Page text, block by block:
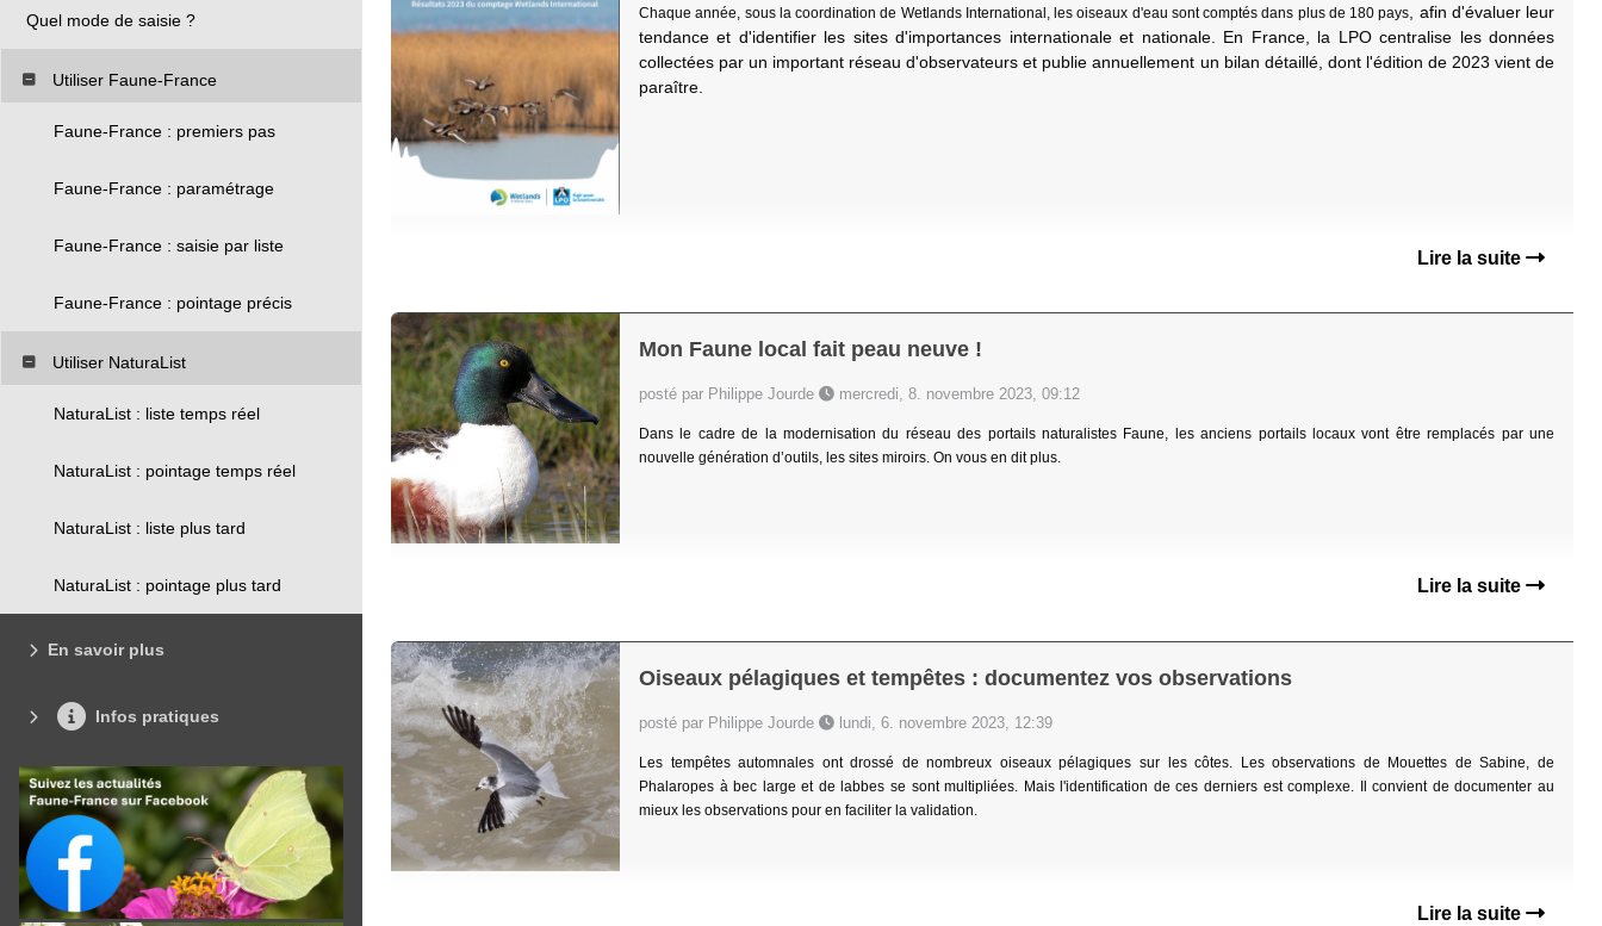
Quel mode de saisie ?
Utiliser Faune-France
Faune-France : premiers pas
Faune-France : paramétrage
Faune-France : saisie par liste
Faune-France : pointage précis
Utiliser NaturaList
NaturaList : liste temps réel
NaturaList : pointage temps réel
NaturaList : liste plus tard
NaturaList : pointage plus tard
En savoir plus
Infos pratiques
Chaque année, sous la coordination de Wetlands International, les oiseaux d'eau sont comptés dans plus de 180 pays
afin d'évaluer leur
tendance et d'identifier les sites d'importances internationale et nationale. En France, la LPO centralise les données
collectées par un important réseau d'observateurs et publie annuellement un bilan détaillé, dont l'édition de 2023 vient de
paraître.
Lire la suite
Mon Faune local fait peau neuve !
posté par Philippe Jourde mercredi, 8. novembre 2023, 09:12
Dans le cadre de la modernisation du réseau des portails naturalistes Faune, les anciens portails locaux vont être remplacés par une
nouvelle génération d’outils, les sites miroirs. On vous en dit plus.
Lire la suite
Oiseaux pélagiques et tempêtes : documentez vos observations
posté par Philippe Jourde lundi, 6. novembre 2023, 12:39
Les tempêtes automnales ont drossé de nombreux oiseaux pélagiques sur les côtes. Les observations de Mouettes de Sabine, de
Phalaropes à bec large et de labbes se sont multipliées. Mais l'identification de ces derniers est complexe. Il convient de documenter au
mieux les observations pour en faciliter la validation.
Lire la suite